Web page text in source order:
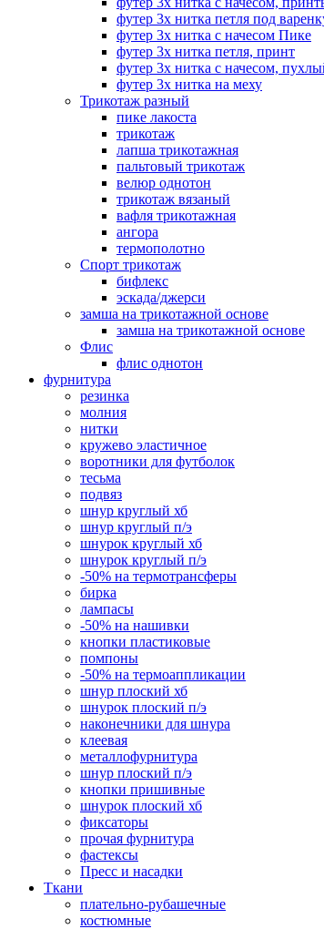
футер 3х нитка петля под
футер 3х нитка с начесом Пике
футер 3х нитка петля, принт
футер 3х нитка с начесом,
футер 3х нитка на меху
Трикотаж разный
пике лакоста
трикотаж
лапша трикотажная
пальтовый трикотаж
велюр однотон
трикотаж вязаный
вафля трикотажная
ангора
термополотно
Спорт трикотаж
бифлекс
эскада/джерси
замша на трикотажной основе
замша на трикотажной основе
Флис
флис однотон
фурнитура
резинка
молния
нитки
кружево эластичное
воротники для футболок
тесьма
подвяз
шнур круглый хб
шнур круглый п/э
шнурок круглый хб
шнурок круглый п/э
-50% на термотрансферы
бирка
лампасы
-50% на нашивки
кнопки пластиковые
помпоны
-50% на термоаппликации
шнур плоский хб
шнурок плоский п/э
наконечники для шнура
клеевая
металлофурнитура
шнур плоский п/э
кнопки пришивные
шнурок плоский хб
фиксаторы
прочая фурнитура
фастексы
Пресс и насадки
Ткани
плательно-рубашечные
костюмные